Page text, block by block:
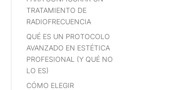
TRATAMIENTO DE
RADIOFRECUENCIA
QUÉ ES UN PROTOCOLO
AVANZADO EN ESTÉTICA
PROFESIONAL (Y QUÉ NO
LO ES)
CÓMO ELEGIR